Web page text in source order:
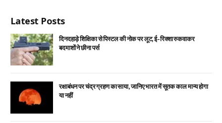
Latest Posts
दिनदहाड़े शिक्षिका से पिस्टल की नोक पर लूट, ई-रिक्शा रुकवाकर
बदमाशों ने छीना पर्स
रक्षाबंधन पर चंद्र ग्रहण का साया, जानिए भारत में सूतक काल मान्य होगा
या नहीं